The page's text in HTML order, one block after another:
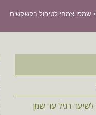
שמפו צמחי לטיפול בקשקשים
רגיל עד שמן